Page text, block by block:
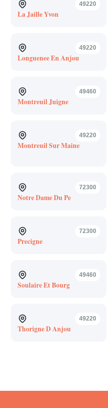
49220
La Jaille Yvon
49220
Longuenee En Anjou
49460
Montreuil Juigne
49220
Montreuil Sur Maine
72300
Notre Dame Du Pe
72300
Precigne
49460
Soulaire Et Bourg
49220
Thorigne D Anjou